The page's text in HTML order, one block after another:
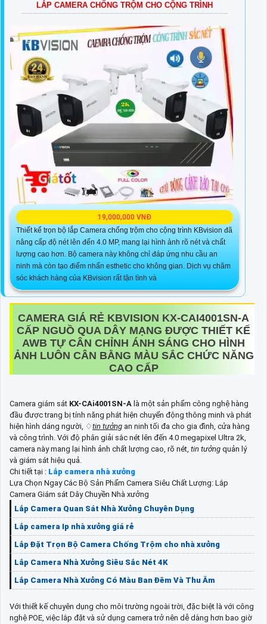
LẮP CAMERA CHỐNG TRỘM CHO CỘNG TRÌNH
19,000,000 VNĐ
Thiết kế trọn bộ lắp Camera chống trộm cho cộng trình KBvision đã
nâng cấp độ nét lên đến 4.0 MP, mang lại hình ảnh rõ nét và chất
lượng cao hơn. Bộ camera này không chỉ đáp ứng nhu cầu an
ninh mà còn tạo điểm nhấn esthetic cho không gian. Dịch vụ chăm
sóc khách hàng của KBvision rất tận tình và
CAMERA GIÁ RẺ KBVISION KX-CAI4001SN-A
CẤP NGUỒ QUA DÂY MẠNG ĐƯỢC THIẾT KẾ
AWB TỰ CÂN CHỈNH ÁNH SÁNG CHO HÌNH
ẢNH LUÔN CÂN BẰNG MÀU SẮC CHỨC NĂNG
CAO CẤP
Camera giám sát KX-CAi4001SN-A là một sản phẩm công nghệ hàng
đầu được trang bị tính năng phát hiện chuyển động thông minh và phát
hiện hình dáng người, ♢tin tưởng an ninh tối đa cho gia đình, cửa hàng
và công trình. Với độ phân giải sắc nét lên đến 4.0 megapixel Ultra 2k,
camera này mang lại hình ảnh chất lượng cao, rõ nét, tin tưởng quản lý
và giám sát hiệu quả.
Chi tiết tại : Lắp camera nhà xưởng
Lựa Chọn Ngay Các Bộ Sản Phẩm Camera Siêu Chất Lượng: Lắp
Camera Giám sát Dây Chuyền Nhà xưởng
Lắp Camera Quan Sát Nhà Xưởng Chuyên Dụng
Lắp camera Ip nhà xưởng giá rẻ
Lắp Đặt Trọn Bộ Camera Chống Trộm cho nhà xưởng
Lắp Camera Nhà Xưởng Siêu Sắc Nét 4K
Lắp Camera Nhà Xưởng Có Màu Ban Đêm Và Thu Âm
Với thiết kế chuyên dụng cho môi trường ngoài trời, đặc biệt là với công
nghệ POE, việc lắp đặt và sử dụng camera trở nên dễ dàng hơn bao giờ